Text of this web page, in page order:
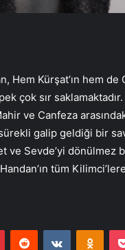
Hem Kürşat’ın hem
çok sır saklamaktadır.
ve Canfeza
galip geldiği bir
Sevde’yi dönülmez
tüm
PinterestReddit VKontakte